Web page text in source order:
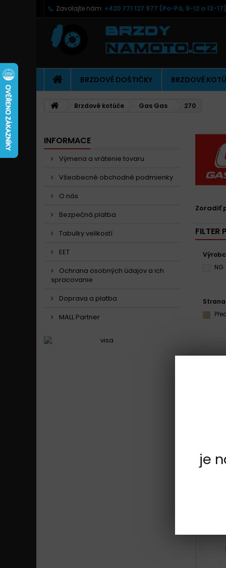
Zavolajte nám: +420 771 127 977 (Po-Pá, 9-12 a 13-17)
BRZDOVÉ DOŠTIČKY BRZDOVÉ
Brzdové kotúče Gas Gas 270
INFORMACE
Výmena a vrátenie tovaru
Všeobecné obchodné podmienky
O nás
Bezpečná platba
Tabulky velikostí
EET
Ochrana osobných údajov a ich
spracovanie
Doprava a platba
MALL Partner
Zoradiť
FILTER
NG
Strana
je